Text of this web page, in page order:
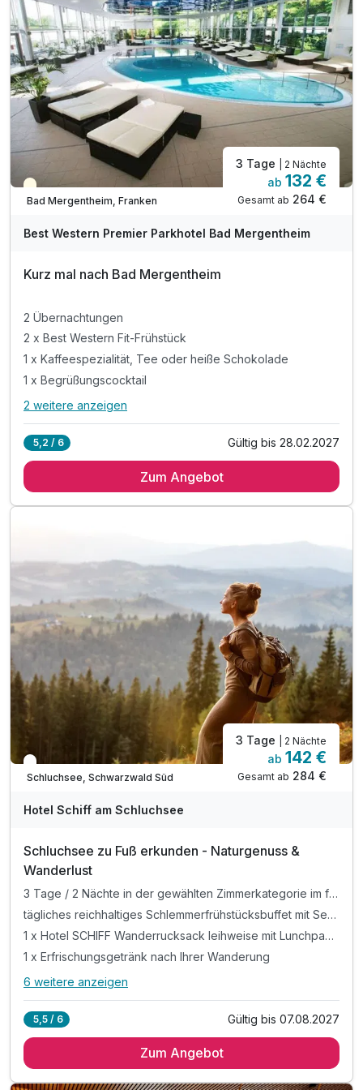
Teilweise ausgelastet
Bad Mergentheim, Franken
3 Tage | 2 Nächte
ab 132 €
Gesamt ab 264 €
Best Western Premier Parkhotel Bad Mergentheim
Kurz mal nach Bad Mergentheim
2 Übernachtungen
2 x Best Western Fit-Frühstück
1 x Kaffeespezialität, Tee oder heiße Schokolade
1 x Begrüßungscocktail
Alle Inklusivleistungen
2 x Best Western Fit-Frühstück
inkl. WLAN
2 weitere anzeigen
5,2 / 6 Gültig bis 28.02.2027
Zum Angebot
In 1 Woche wieder frei
Schluchsee, Schwarzwald Süd
3 Tage | 2 Nächte
ab 142 €
Gesamt ab 284 €
Hotel Schiff am Schluchsee
Schluchsee zu Fuß erkunden - Naturgenuss &
Wanderlust
3 Tage / 2 Nächte in der gewählten Zimmerkategorie im familiengeführten Traditionshotel in unmittelbarer Seelage
tägliches reichhaltiges Schlemmerfrühstücksbuffet mit Sekt & Lachs
1 x Hotel SCHIFF Wanderrucksack leihweise mit Lunchpaket für Ihre Wanderung für unterwegs
1 x Erfrischungsgetränk nach Ihrer Wanderung
Alle Inklusivleistungen
familiengeführten Traditionshotel in unmittelbarer Seelage
tägliches reichhaltiges Schlemmerfrühstücksbuffet mit Sekt
6 weitere anzeigen
5,5 / 6 Gültig bis 07.08.2027
Zum Angebot